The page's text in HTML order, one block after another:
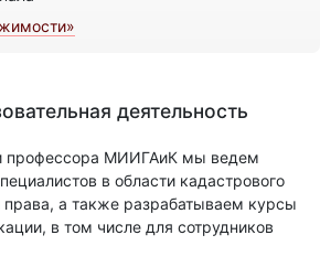
деятельность
профессора МИИГАиК мы ведем
в области кадастрового
права, а также разрабатываем курсы
в том числе для сотрудников